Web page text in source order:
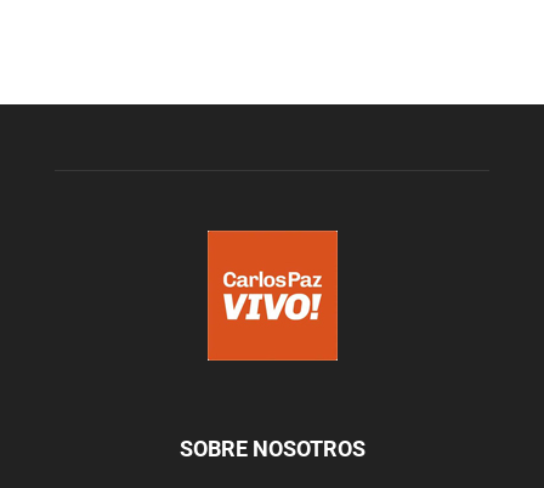
SOBRE NOSOTROS